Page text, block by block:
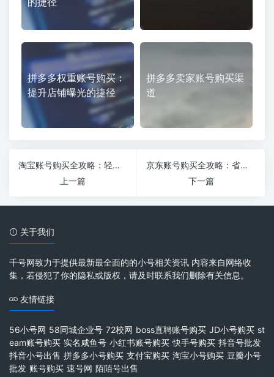
拼多多权重账号购买：
提升店铺曝光的捷径
拼多多卖家账号购买渠
道
淘宝账号购买全攻略：轻松解锁购物新体验
上一篇
京东账号购买全攻略：省心省力，轻松开启购物之
下一篇
关于我们
千号网致力于提供最新最全面的的小号相关资讯 内容来自网络收
集，若侵犯了你的隐私或版权，请及时联系我们删除有关信息。
友情链接
56小号网 58同城企业号 72校网 boss直聘账号购买 JD小号购买 st
eam账号购买 实名咸鱼号 小红书账号购买 快手号购买 抖音号批发
抖音小号出售 拼多多小号购买 支付宝购买 淘宝小号购买 豆瓣小号
批发 账号购买 速号网 陌陌号出售